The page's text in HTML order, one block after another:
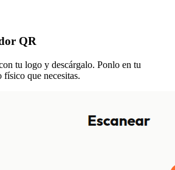
QR
tu logo y descárgalo. Ponlo en tu
que necesitas.